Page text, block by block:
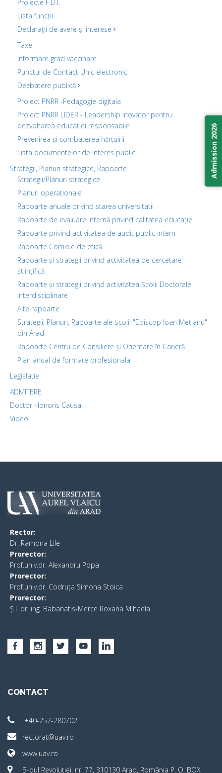
Proiecte F.D.I.
Lista funcții
Declaraţii de avere și interese
Taxe
Informare grad vaccinare
Punctul de Contact Unic electronic
Dezbatere publică
Proiect PNRR -Pedagogie digitala
Proiect PNRR LIDER - Leadership inovator pentru
dezvoltarea educației responsabile
Prevenirea și combaterea hărțuirii
Lista documentelor de interes public
Strategii, Planuri strategice, Rapoarte
Strategii/Planuri strategice
Planuri operaționale
Rapoarte anuale privind starea universitatii
Rapoarte de evaluare internă privind calitatea educației
Rapoarte privind activitatea de audit public intern
Rapoarte Comisie de etică
Rapoarte și strategii privind activitatea de cercetare
științifică
Rapoarte și strategii privind activitatea Școlii Doctorale
Interdisciplinare
Alte rapoarte
Strategii, Planuri, Rapoarte ale Școlii "Episcop Ioan Mețianu"
din Arad
Rapoarte Centru de Consiliere și Orientare în Carieră
Plan anual de formare profesionala
Legislatie
ADMITERE
Doctor Honoris Causa-
Video
Rector:
​Dr. Ramona Lile
Prorector:
Prof.univ.dr. Alexandru Popa
Prorector:
Prof.univ.dr. Codruța Simona Stoica
Prorector:
Ș.I. dr. ing. Babanatis-Merce Roxana Mihaela
CONTACT
+40-257-280702
rectorat@uav.ro
www.uav.ro
B-dul Revoluţiei, nr. 77, 310130 Arad, România P. O. BOX
Admission 2026